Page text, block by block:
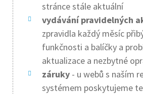
stránce stále aktuální
vydávání pravidelných
zpravidla každý měsíc
funkčnosti a balíčky a
aktualizace a nezbytné
záruky - u webů s naším
systémem poskytujeme